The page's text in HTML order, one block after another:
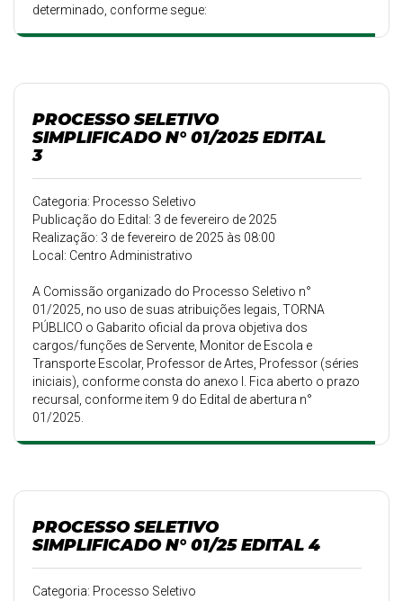
determinado, conforme segue:
PROCESSO SELETIVO
SIMPLIFICADO N° 01/2025 EDITAL
3
Categoria: Processo Seletivo
Publicação do Edital: 3 de fevereiro de 2025
Realização: 3 de fevereiro de 2025 às 08:00
Local: Centro Administrativo
A Comissão organizado do Processo Seletivo n°
01/2025, no uso de suas atribuições legais, TORNA
PÚBLICO o Gabarito oficial da prova objetiva dos
cargos/funções de Servente, Monitor de Escola e
Transporte Escolar, Professor de Artes, Professor (séries
iniciais), conforme consta do anexo I. Fica aberto o prazo
recursal, conforme item 9 do Edital de abertura n°
01/2025.
PROCESSO SELETIVO
SIMPLIFICADO N° 01/25 EDITAL 4
Categoria: Processo Seletivo